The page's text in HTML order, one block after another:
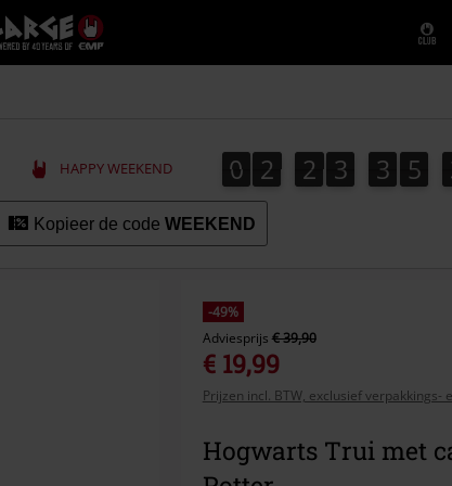
Large
–
Muziek-,
+
kleding
HAPPY WEEKEND 0
0 2
2 2
2 3
3 3
3 5
5
Kopieer de code WEEKEND
-49%
Adviesprijs € 39,90
€ 19,99
Prijzen incl. BTW, exclusief verpakkings-
Hogwarts Trui met